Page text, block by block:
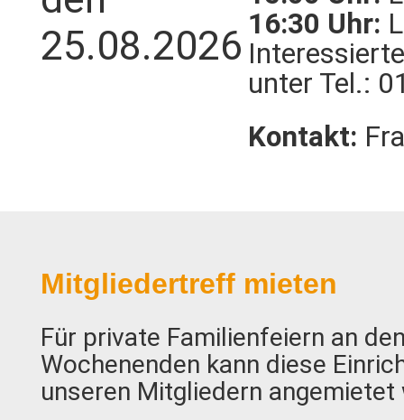
25.08.2026 16:30 Uhr:
unter Tel.:
Kontakt:
Mitgliedertreff mieten
Für private Familienfeiern an
Wochenenden kann diese
unseren Mitgliedern angemietet